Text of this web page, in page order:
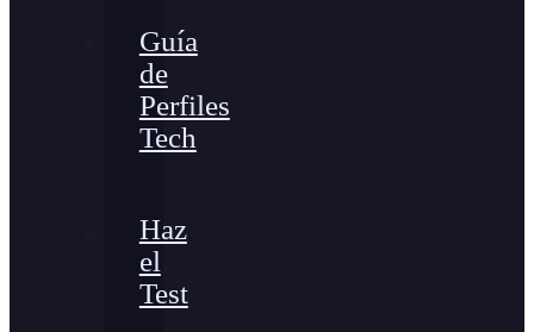
Guía
de
Perfiles
Tech
Haz
el
Test